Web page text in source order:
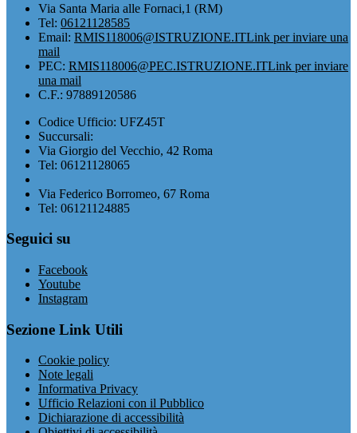
Via Santa Maria alle Fornaci,1 (RM)
Tel: 06121128585
Email: RMIS118006@ISTRUZIONE.ITLink per inviare una
mail
PEC: RMIS118006@PEC.ISTRUZIONE.ITLink per inviare
una mail
C.F.: 97889120586
Codice Ufficio: UFZ45T
Succursali:
Via Giorgio del Vecchio, 42 Roma
Tel: 06121128065
Via Federico Borromeo, 67 Roma
Tel: 06121124885
Seguici su
Facebook
Youtube
Instagram
Sezione Link Utili
Cookie policy
Note legali
Informativa Privacy
Ufficio Relazioni con il Pubblico
Dichiarazione di accessibilità